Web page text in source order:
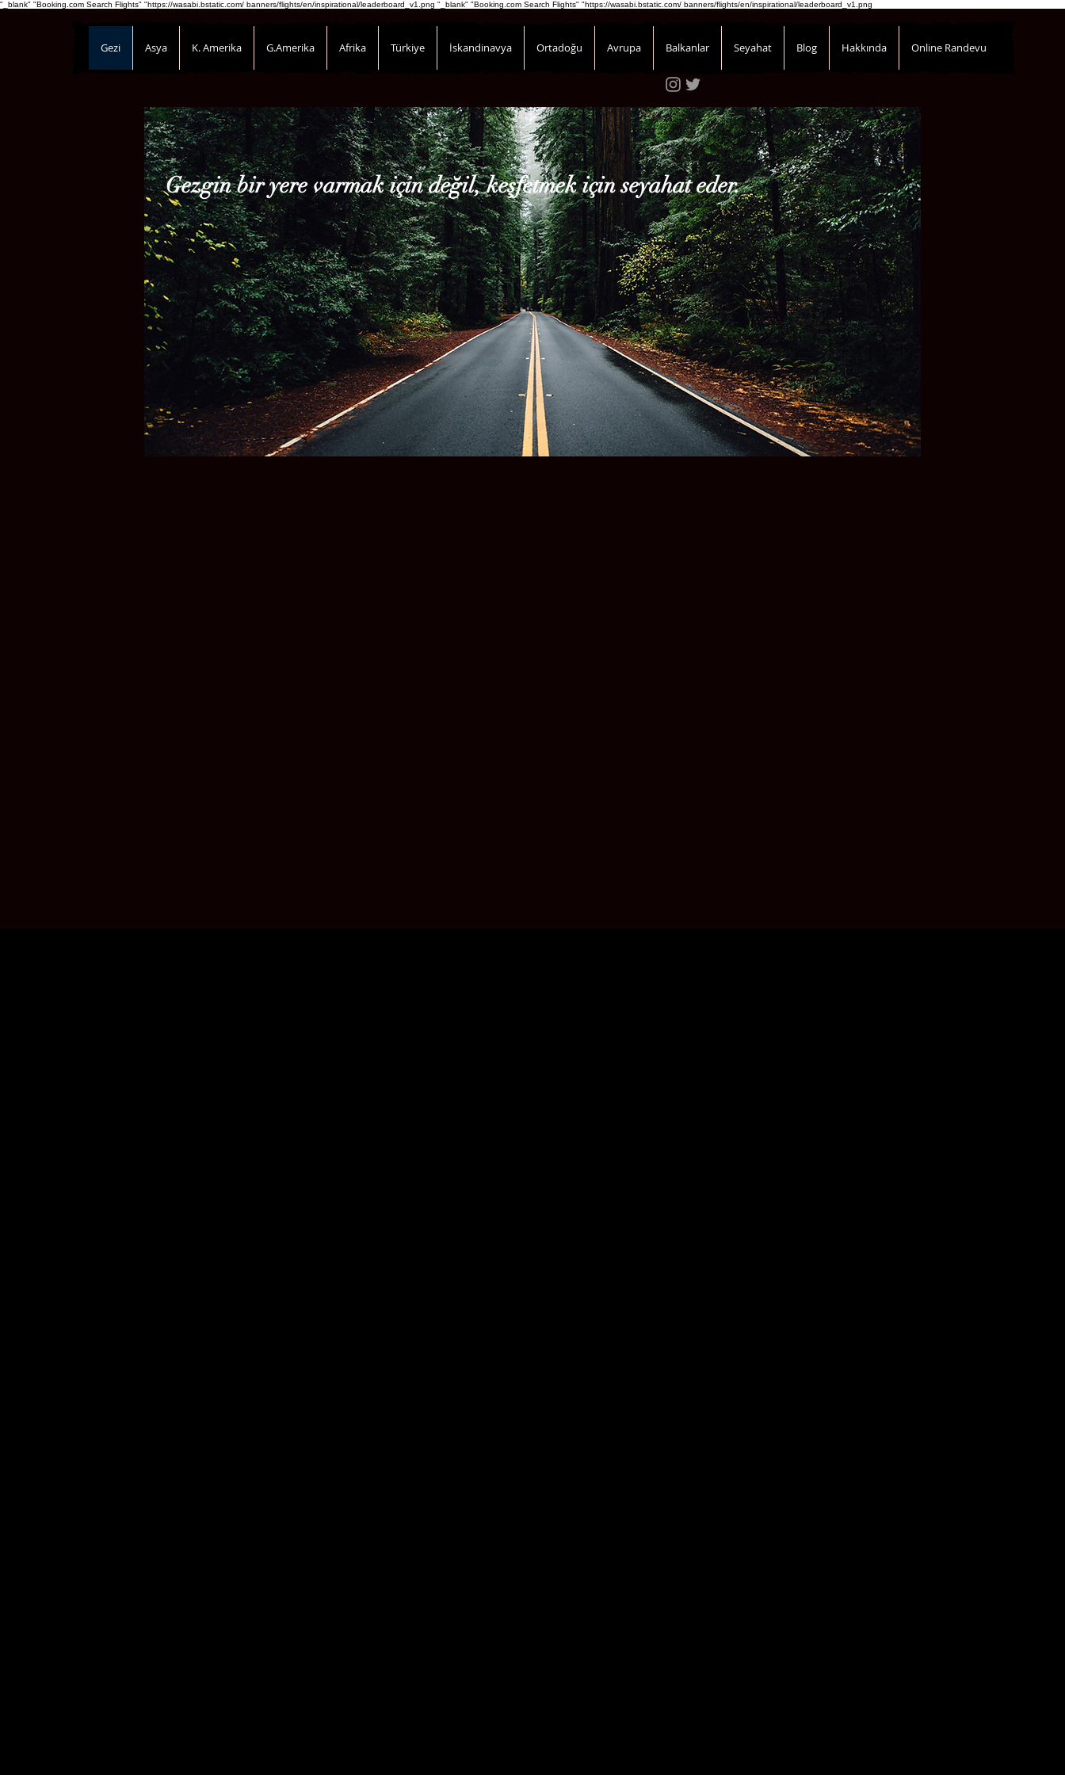
"_blank" "Booking.com Search Flights" "https://wasabi.bstatic.com/ banners/flights/en/inspirational/leaderboard_v1.png "_blank" "Booking.com Search Flights" "https://wasabi.bstatic.com/ banners/flights/en/inspirational/leaderboard_v1.png
Gezi Asya K. Amerika G.Amerika Afrika Türkiye İskandinavya Ortadoğu Avrupa Balkanlar Seyahat Blog Hakkında Online Randevu
Gezgin bir yere varmak için değil, keşfetmek için seyahat eder.